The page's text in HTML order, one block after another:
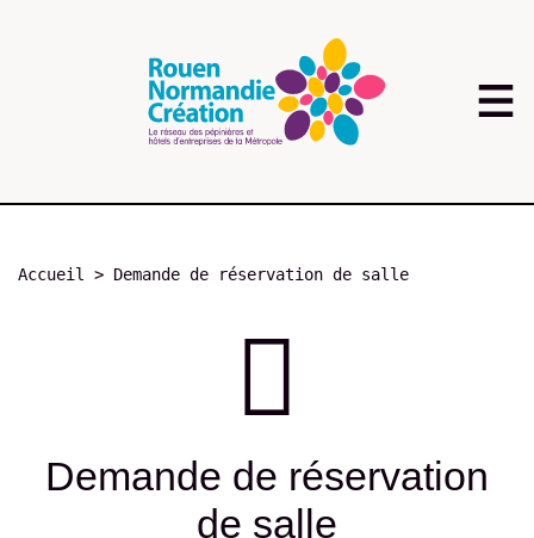
Fil
Accueil Demande de réservation de salle
Demande de réservation
de salle